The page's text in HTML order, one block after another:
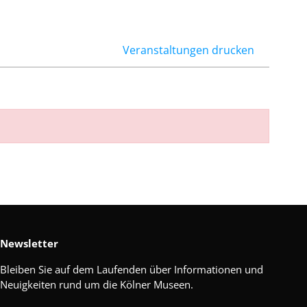
Veranstaltungen drucken
Newsletter
Bleiben Sie auf dem Laufenden über Informationen und
Neuigkeiten rund um die Kölner Museen.